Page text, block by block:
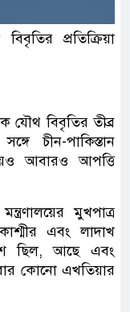
প্রতিক্রিয়া
যৌথ বিবৃতির তীব্র
চীন-পাকিস্তান
আবারও আপত্তি
মুখপাত্র
এবং লাদাখ
ছিল, আছে এবং
কোনো এখতিয়ার